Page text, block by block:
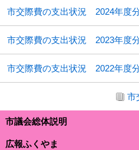
市交際費の支出状況 2024年度分
市交際費の支出状況 2023年度分
市交際費の支出状況 2022年度分
市
市議会総体説明
広報ふくやま